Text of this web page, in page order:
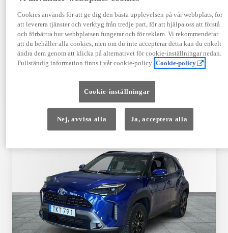
Hybrid Bensin
Automat
Visa mer
409 900 kr
Från 4 920 kr/mån
Kontakta återförsäljare
Cookies används för att ge dig den bästa upplevelsen på vår webbplats, för
att leverera tjänster och verktyg från tredje part, för att hjälpa oss att förstå
och förbättra hur webbplatsen fungerar och för reklam. Vi rekommenderar
att du behåller alla cookies, men om du inte accepterar detta kan du enkelt
ändra dem genom att klicka på alternativet för cookie-inställningar nedan.
Fullständig information finns i vår cookie-policy. Cookie-policy
Cookie-inställningar
Nej, avvisa alla Ja, acceptera alla